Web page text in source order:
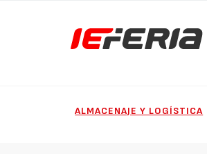
ALMACENAJE Y LOGÍSTICA